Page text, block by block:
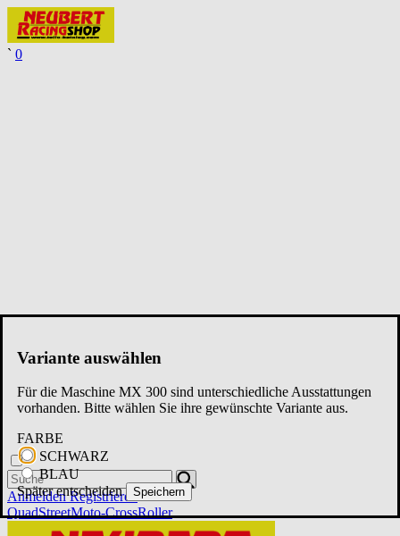
` 0
Anmelden Registrieren
QuadStreetMoto-CrossRoller
Variante auswählen
Für die Maschine MX 300 sind unterschiedliche Ausstattungen
vorhanden. Bitte wählen Sie ihre gewünschte Variante aus.
FARBE
SCHWARZ
BLAU
Später entscheiden
Speichern